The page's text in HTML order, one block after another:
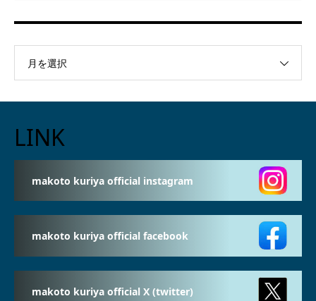
月を選択
LINK
makoto kuriya official instagram
makoto kuriya official facebook
makoto kuriya official X (twitter)